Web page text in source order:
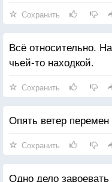
Сохранить
Всё относительно.
чьей-то находкой.
Сохранить
Опять ветер
Сохранить
Одно дело